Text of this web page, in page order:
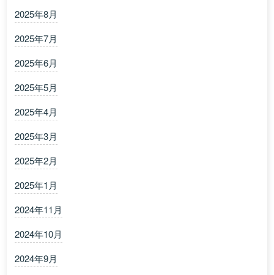
2025年8月
2025年7月
2025年6月
2025年5月
2025年4月
2025年3月
2025年2月
2025年1月
2024年11月
2024年10月
2024年9月